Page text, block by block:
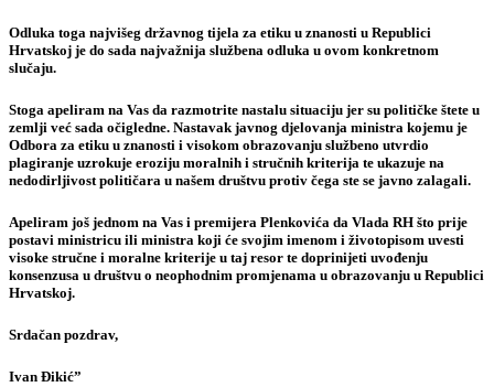
Odluka toga najvišeg državnog tijela za etiku u znanosti u Republici
Hrvatskoj je do sada najvažnija službena odluka u ovom konkretnom
slučaju.
Stoga apeliram na Vas da razmotrite nastalu situaciju jer su političke štete u
zemlji već sada očigledne. Nastavak javnog djelovanja ministra kojemu je
Odbora za etiku u znanosti i visokom obrazovanju službeno utvrdio
plagiranje uzrokuje eroziju moralnih i stručnih kriterija te ukazuje na
nedodirljivost političara u našem društvu protiv čega ste se javno zalagali.
Apeliram još jednom na Vas i premijera Plenkovića da Vlada RH što prije
postavi ministricu ili ministra koji će svojim imenom i životopisom uvesti
visoke stručne i moralne kriterije u taj resor te doprinijeti uvođenju
konsenzusa u društvu o neophodnim promjenama u obrazovanju u Republici
Hrvatskoj.
Srdačan pozdrav,
Ivan Đikić”